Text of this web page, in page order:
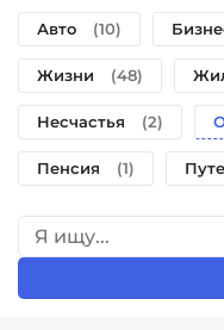
Авто (10)
Жизни (48)
Несчастья (2)
Пенсия (1)